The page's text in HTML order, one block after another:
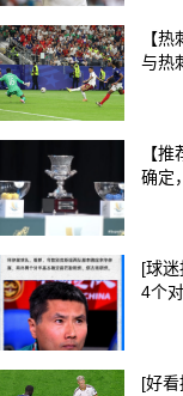
【
与热
【
确定
[球
4个
[好